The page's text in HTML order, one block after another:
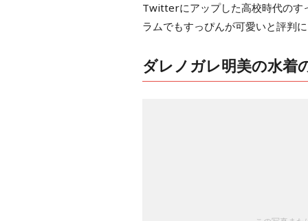
Twitterにアップした高校時代のす
ラムでもすっぴんが可愛いと評判
ダレノガレ明美の水着